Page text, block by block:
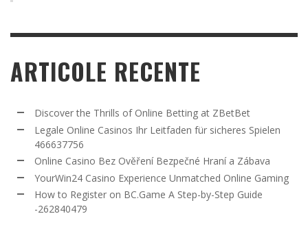
ARTICOLE RECENTE
Discover the Thrills of Online Betting at ZBetBet
Legale Online Casinos Ihr Leitfaden für sicheres Spielen
466637756
Online Casino Bez Ověření Bezpečné Hraní a Zábava
YourWin24 Casino Experience Unmatched Online Gaming
How to Register on BC.Game A Step-by-Step Guide
-262840479